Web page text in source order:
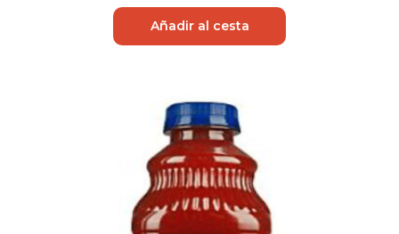
Añadir al cesta